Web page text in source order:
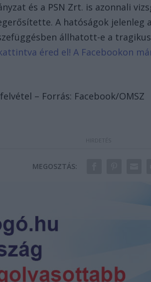
és a PSN Zrt. is azonnali
A hatóságok jelenleg
állhatott-e a
éred el! A Facebookon
– Forrás: Facebook/OMSZ
MEGOSZTÁS: